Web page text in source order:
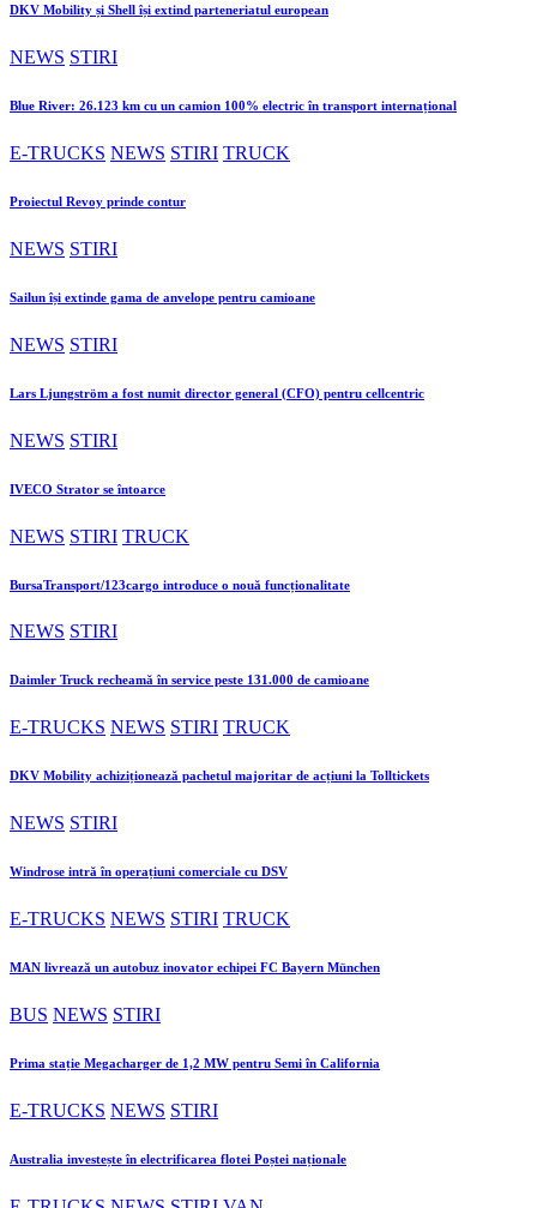
DKV Mobility și Shell își extind parteneriatul european
NEWS STIRI
Blue River: 26.123 km cu un camion 100% electric în transport internațional
E-TRUCKS NEWS STIRI TRUCK
Proiectul Revoy prinde contur
NEWS STIRI
Sailun își extinde gama de anvelope pentru camioane
NEWS STIRI
Lars Ljungström a fost numit director general (CFO) pentru cellcentric
NEWS STIRI
IVECO Strator se întoarce
NEWS STIRI TRUCK
BursaTransport/123cargo introduce o nouă funcționalitate
NEWS STIRI
Daimler Truck recheamă în service peste 131.000 de camioane
E-TRUCKS NEWS STIRI TRUCK
DKV Mobility achiziționează pachetul majoritar de acțiuni la Tolltickets
NEWS STIRI
Windrose intră în operațiuni comerciale cu DSV
E-TRUCKS NEWS STIRI TRUCK
MAN livrează un autobuz inovator echipei FC Bayern München
BUS NEWS STIRI
Prima stație Megacharger de 1,2 MW pentru Semi în California
E-TRUCKS NEWS STIRI
Australia investește în electrificarea flotei Poștei naționale